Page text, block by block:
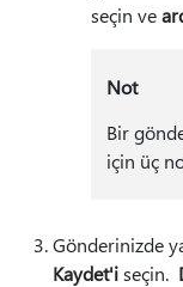
seçin ve
Not
Bir
için üç
Gönderinizde
Kaydet'iseçin.